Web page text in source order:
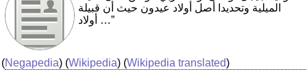
الميلية وتحديدا أصل أولاد عيدون حيث أن قبيلة
أولاد …”
(Negapedia) (Wikipedia) (Wikipedia translated)